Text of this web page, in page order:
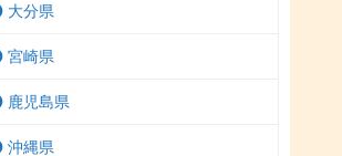
大分県
宮崎県
鹿児島県
沖縄県